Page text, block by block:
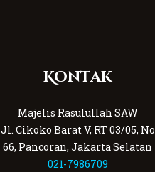
Kontak
Majelis Rasulullah SAW
Jl. Cikoko Barat V, RT 03/05, No
66, Pancoran, Jakarta Selatan
021-7986709